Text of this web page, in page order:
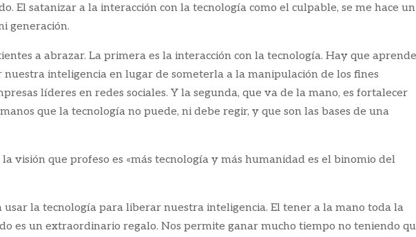
El satanizar a la interacción con la tecnología como el culpable, se me hace un
generación.
a abrazar. La primera es la interacción con la tecnología. Hay que
inteligencia en lugar de someterla a la manipulación de los fines
líderes en redes sociales. Y la segunda, que va de la mano, es fortalecer
que la tecnología no puede, ni debe regir, y que son las bases de una
visión que profeso es «más tecnología y más humanidad es el binomio del
usar la tecnología para liberar nuestra inteligencia. El tener a la mano toda la
es un extraordinario regalo. Nos permite ganar mucho tiempo no teniendo